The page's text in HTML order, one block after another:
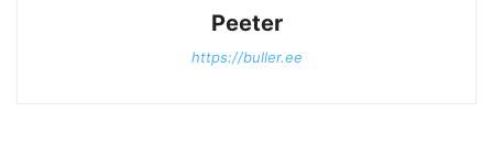
Peeter
https://buller.ee